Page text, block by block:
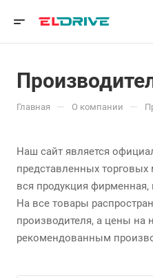
Главная — О компании —
Наш сайт является
представленных торговых
вся продукция фирменная,
На все товары
производителя, а цены на
рекомендованным